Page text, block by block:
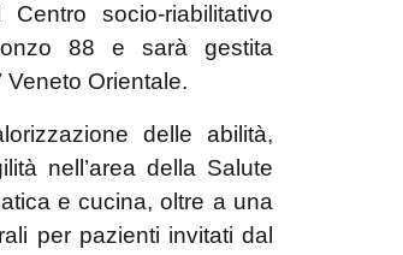
socio-riabilitativo
88 e sarà gestita
Orientale.
delle abilità,
nell’area della Salute
e cucina, oltre a una
per pazienti invitati dal